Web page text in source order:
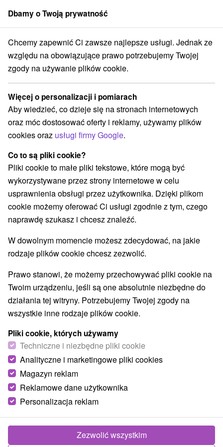
członek grupySorger
Blog Gdzie na wycieczkę w Tatry
GDZIE NA WYCIECZKĘ W
TATRY
Margaréta Koklesová
30. 07. 2024
Wysokie Tatry
Niskie Tatry
Treść artykułu:
Piesze wycieczki i spacery
Lomnický štít
Strba tarn
Długi wodospad
skaliste górskie jezioro
Temnosmrečianske plesá
Zielone jezioro
Wycieczki z wózkiem lub trasy dla osób o ograniczonej
sprawności ruchowej
Jezioro Poprad
Stary Smokowiec - Hrebienok - chata Rainera
Dbamy o Twoją prywatność
Chcemy zapewnić Ci zawsze najlepsze usługi. Jednak ze
względu na obowiązujące prawo potrzebujemy Twojej
zgody na używanie plików cookie.
Więcej o personalizacji i pomiarach
Aby wiedzieć, co dzieje się na stronach internetowych
oraz móc dostosować oferty i reklamy, używamy plików
cookies oraz usługi firmy Google.
Co to są pliki cookie?
Pliki cookie to małe pliki tekstowe, które mogą być
wykorzystywane przez strony internetowe w celu
usprawnienia obsługi przez użytkownika. Dzięki plikom
cookie możemy oferować Ci usługi zgodnie z tym, czego
naprawdę szukasz i chcesz znaleźć.
W dowolnym momencie możesz zdecydować, na jakie
rodzaje plików cookie chcesz zezwolić.
Prawo stanowi, że możemy przechowywać pliki cookie na
Twoim urządzeniu, jeśli są one absolutnie niezbędne do
działania tej witryny. Potrzebujemy Twojej zgody na
wszystkie inne rodzaje plików cookie.
Pliki cookie, których używamy
Techniczne i niezbędne pliki cookie
Analityczne i marketingowe pliki cookies
Magazyn reklam
Reklamowe dane użytkownika
Personalizacja reklam
Zezwolić wszystkim